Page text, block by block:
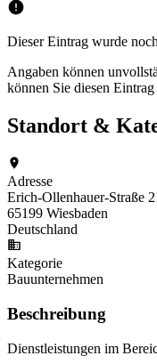
Dieser Eintrag wurde
Angaben können
können Sie diesen
Standort &
Adresse
Erich-Ollenhauer-Straße
65199 Wiesbaden
Deutschland
Kategorie
Bauunternehmen
Beschreibung
Dienstleistungen im